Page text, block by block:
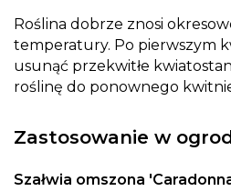
Roślina dobrze znosi
temperatury. Po pierwszym
usunąć przekwitłe
roślinę do ponownego
Zastosowanie w
Szałwia omszona